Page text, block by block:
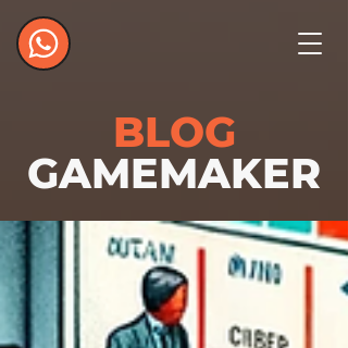
BLOG
GAMEMAKER